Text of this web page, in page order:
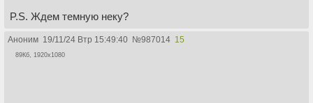
P.S. Ждем темную неку?
Аноним 19/11/24 Втр 15:49:40 №987014 15
89Кб, 1920x1080